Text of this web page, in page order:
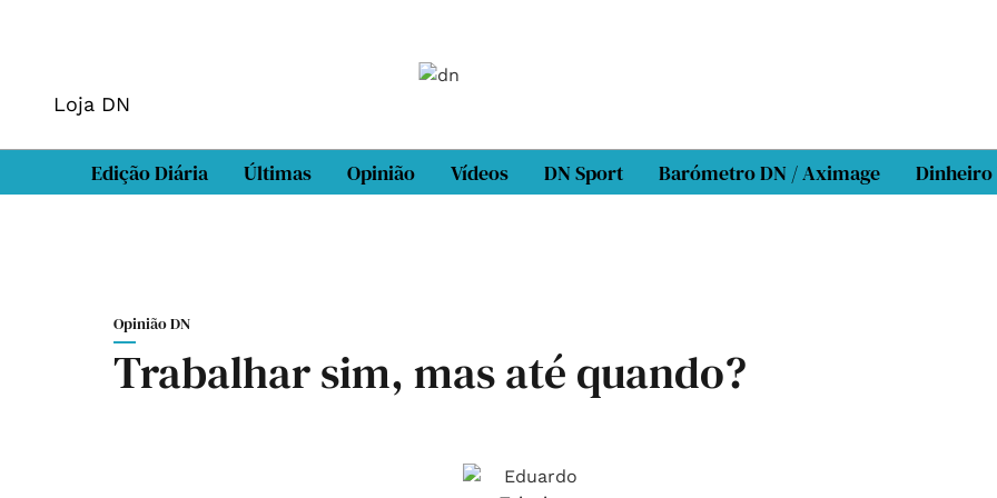
Loja DN
Edição Diária Últimas Opinião Vídeos DN Sport Barómetro DN / Aximage Dinheiro
Opinião DN
Trabalhar sim, mas até quando?